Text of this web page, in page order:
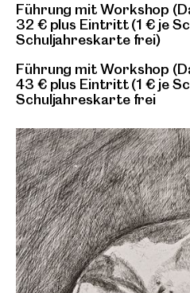
Führung mit Workshop
32 € plus Eintritt (1 € je
Schuljahreskarte frei)
Führung mit Workshop
43 € plus Eintritt (1 € je
Schuljahreskarte frei